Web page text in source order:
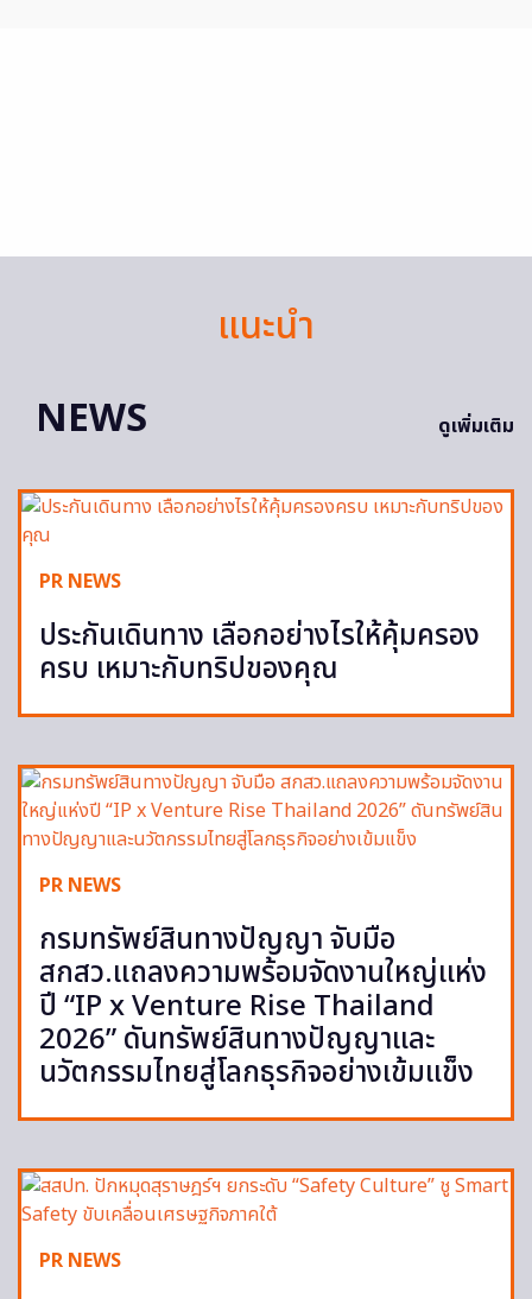
แนะนำ
NEWS
ดูเพิ่มเติม
PR NEWS
ประกันเดินทาง เลือกอย่างไรให้คุ้มครอง
ครบ เหมาะกับทริปของคุณ
PR NEWS
กรมทรัพย์สินทางปัญญา จับมือ
สกสว.แถลงความพร้อมจัดงานใหญ่แห่ง
ปี “IP x Venture Rise Thailand
2026” ดันทรัพย์สินทางปัญญาและ
นวัตกรรมไทยสู่โลกธุรกิจอย่างเข้มแข็ง
PR NEWS